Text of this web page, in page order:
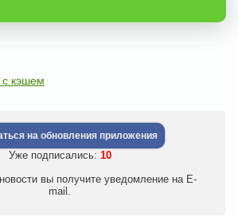
с кэшем
на обновления приложения
Уже подписались: 10
вы получите уведомление на E-
mail.